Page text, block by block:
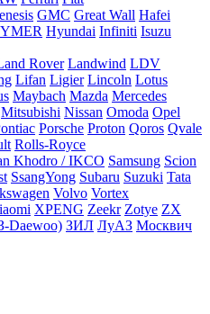
GMC Great Wall Hafei
Hyundai Infiniti Isuzu
Rover Landwind LDV
Lifan Ligier Lincoln Lotus
Maybach Mazda Mercedes
Mitsubishi Nissan Omoda Opel
Porsche Proton Qoros Qvale
Rolls-Royce
Khodro / IKCO Samsung Scion
SsangYong Subaru Suzuki Tata
Volvo Vortex
XPENG Zeekr Zotye ZX
Daewoo) ЗИЛ ЛуАЗ Москвич